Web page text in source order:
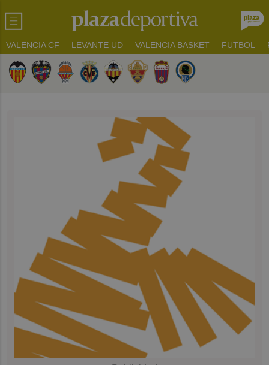
VALENCIA CF LEVANTE UD VALENCIA BASKET FUTBOL